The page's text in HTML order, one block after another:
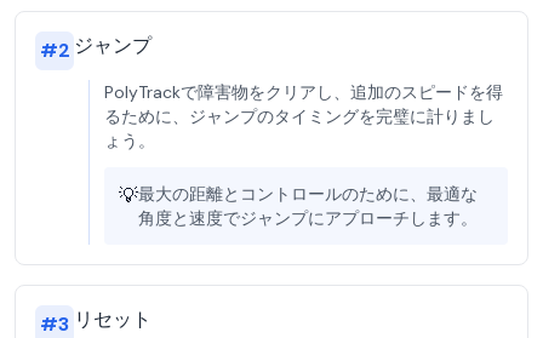
#2 ジャンプ
PolyTrackで障害物をクリアし、追加のスピードを得
るために、ジャンプのタイミングを完璧に計りまし
ょう。
💡最大の距離とコントロールのために、最適な
角度と速度でジャンプにアプローチします。
#3 リセット